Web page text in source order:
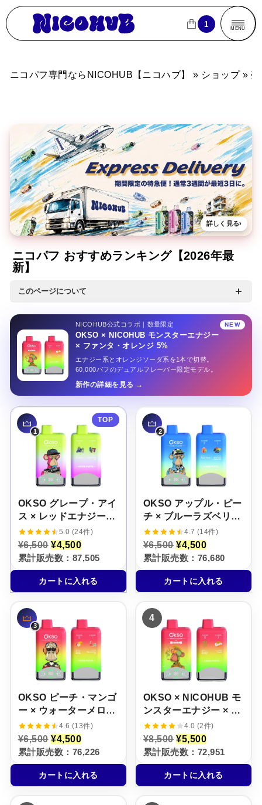
MENU
ニコパフ専門ならNICOHUB【ニコハブ】
1
CLOSE
1
商品一覧
ブランドから探す
フレーバーから探す
パフ数から探す
買い物カゴ
よくあるご質問
ニコパフコラム
マイページ
ログイン / 新規会員登録
CLOSE
ニコパフ専門ならNICOHUB【ニコハブ】 » ショップ »
詳しく見る›
ニコパフ おすすめランキング【2026年最
新】
このページについて
キング形式でご紹介します。OKSO・FIZZYなど人気ブランド
の中から、フレーバー・パフ数・価格を比べながらあなたにぴ
ったりの1本を見つけてください。ランキングは実際の購入デ
ータをもとにリアルタイム更新しています。※ニコチン入りニ
コパフは20歳以上の方を対象とした個人輸入サポートサービス
NEW
NICOHUB公式コラボ｜数量限定
OKSO × NICOHUB モンスターエナジー
× ファンタ・オレンジ 5%
エナジー系とオレンジソーダ系を1本で切替。
60,000パフのデュアルフレーバー限定モデル。
新作の詳細を見る
OKSO グレープ・アイ
ス × レッドエナジー・
アイス【ニコパフ】
5%
5.0 (24件)
¥6,500 元
の
価
格
は
¥
5
0
0
で
し
た
。
¥4,500現
在
の
価
格
は
,
5
0
0
で
す
累計販売数：87,505
カートに入れる
OKSO アップル・ピー
チ × ブルーラズベリ
ー・レモネード【ニコ
パフ】5%
4.7 (14件)
¥6,500 元
の
価
格
は
¥
5
0
0
で
し
た
。
¥4,500現
在
の
価
格
は
,
5
0
0
で
す
累計販売数：76,680
カートに入れる
OKSO ピーチ・マンゴ
ー × ウォーターメロ
ン・アイス【ニコパ
フ】5%
4.6 (13件)
¥6,500 元
の
価
格
は
¥
¥4,500現
在
の
価
格
は
累計販売数：76,226
カートに入れる
4
OKSO × NICOHUB モ
ンスターエナジー × フ
ァンタ・オレンジ【ニ
コパフ】5%
4.0 (2件)
¥8,500 元
の
価
格
は
¥
¥5,500現
在
の
価
格
は
累計販売数：72,951
カートに入れる